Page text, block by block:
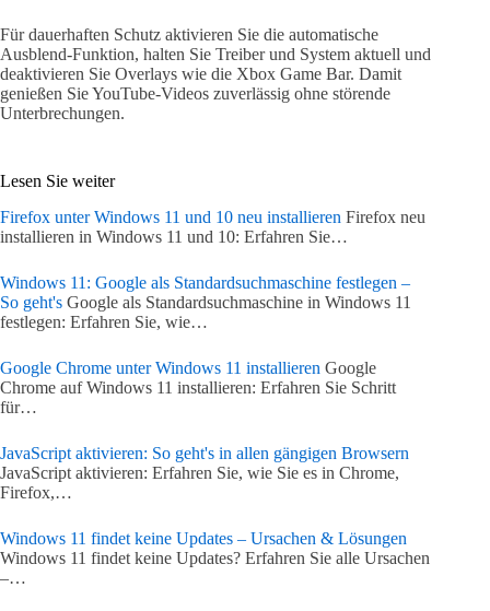
Für dauerhaften Schutz aktivieren Sie die automatische
Ausblend-Funktion, halten Sie Treiber und System aktuell und
deaktivieren Sie Overlays wie die Xbox Game Bar. Damit
genießen Sie YouTube-Videos zuverlässig ohne störende
Unterbrechungen.
Lesen Sie weiter
Firefox unter Windows 11 und 10 neu installieren Firefox neu
installieren in Windows 11 und 10: Erfahren Sie…
Windows 11: Google als Standardsuchmaschine festlegen –
So geht's Google als Standardsuchmaschine in Windows 11
festlegen: Erfahren Sie, wie…
Google Chrome unter Windows 11 installieren Google
Chrome auf Windows 11 installieren: Erfahren Sie Schritt
für…
JavaScript aktivieren: So geht's in allen gängigen Browsern
JavaScript aktivieren: Erfahren Sie, wie Sie es in Chrome,
Firefox,…
Windows 11 findet keine Updates – Ursachen & Lösungen
Windows 11 findet keine Updates? Erfahren Sie alle Ursachen
–…